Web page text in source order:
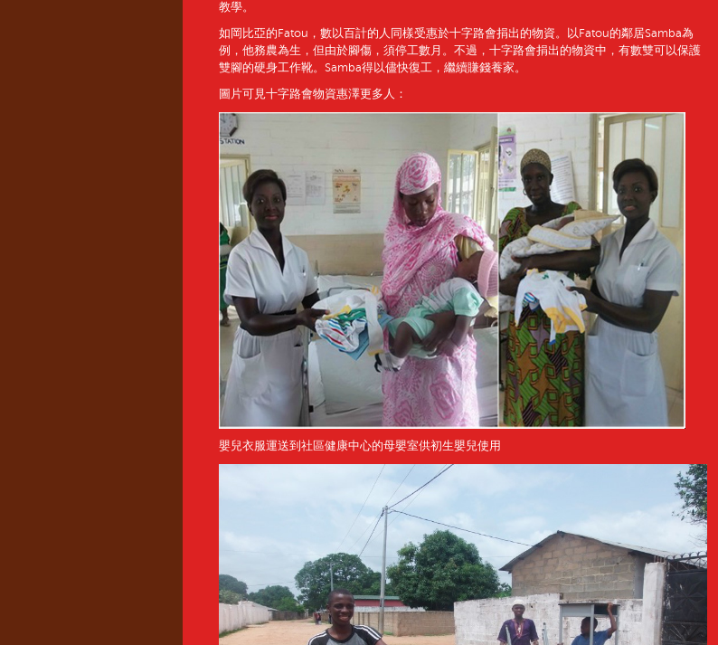
教學。
如岡比亞的Fatou，數以百計的人同樣受惠於十字路會捐出的物資。以Fatou的鄰居Samba為
例，他務農為生，但由於腳傷，須停工數月。不過，十字路會捐出的物資中，有數雙可以保護
雙腳的硬身工作靴。Samba得以儘快復工，繼續賺錢養家。
圖片可見十字路會物資惠澤更多人：
嬰兒衣服運送到社區健康中心的母嬰室供初生嬰兒使用